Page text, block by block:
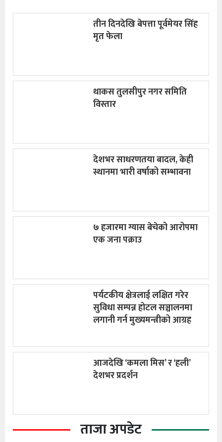
तीन दिनदेखि बेपत्ता पूर्वमेयर सिंह
मृत फेला
थाकस तुलसीपुर नगर समिति
विस्तार
देशभर साधरणतया बादल, केही
स्थानमा भारी वर्षाको सम्भावना
७ हजारमा ग्यास बेचेको आरोपमा
एक जना पक्राउ
पर्यटकीय क्षेत्रलाई लक्षित गरेर
सुविधा सम्पन्न होटल सञ्चालनमा
लगानी गर्न मुख्यमन्त्रीको आग्रह
आजदेखि ‘कमला मिस’ र ‘हली’
देशभर प्रदर्शन
ताजा अपडेट